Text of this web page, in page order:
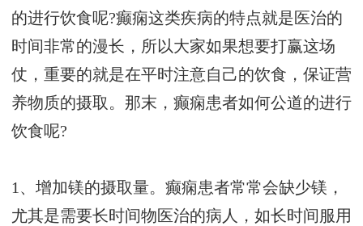
的进行饮食呢?癫痫这类疾病的特点就是医治的
时间非常的漫长，所以大家如果想要打赢这场
仗，重要的就是在平时注意自己的饮食，保证营
养物质的摄取。那末，癫痫患者如何公道的进行
饮食呢?
1、增加镁的摄取量。癫痫患者常常会缺少镁，
尤其是需要长时间物医治的病人，如长时间服用